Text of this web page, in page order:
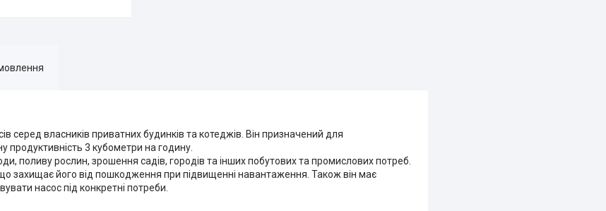
серед власників приватних будинків та котеджів. Він призначений для
3 кубометри на годину.
поливу рослин, зрошення садів, городів та інших побутових та промислових потреб.
захищає його від пошкодження при підвищенні навантаження. Також він має
насос під конкретні потреби.